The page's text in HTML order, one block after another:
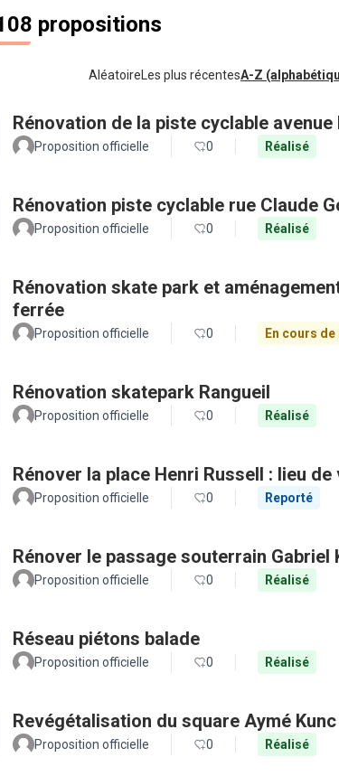
propositions
Aléatoire Les plus récentesA-Z
Rénovation de la piste cyclable avenue
Proposition officielle 0 Réalisé
Rénovation piste cyclable rue Claude
Proposition officielle 0 Réalisé
Rénovation skate park et
ferrée
Proposition officielle 0 En cours
Rénovation skatepark Rangueil
Proposition officielle 0 Réalisé
Rénover la place Henri Russell : lieu
Proposition officielle 0 Reporté
Rénover le passage souterrain Gabriel
Proposition officielle 0 Réalisé
Réseau piétons balade
Proposition officielle 0 Réalisé
Revégétalisation du square Aymé Kunc
Proposition officielle 0 Réalisé